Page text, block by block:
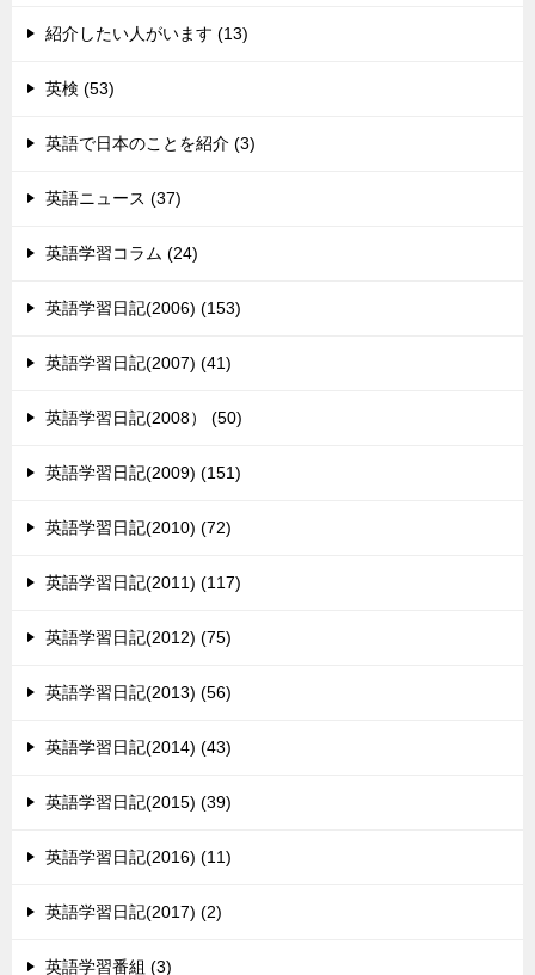
紹介したい人がいます (13)
英検 (53)
英語で日本のことを紹介 (3)
英語ニュース (37)
英語学習コラム (24)
英語学習日記(2006) (153)
英語学習日記(2007) (41)
英語学習日記(2008） (50)
英語学習日記(2009) (151)
英語学習日記(2010) (72)
英語学習日記(2011) (117)
英語学習日記(2012) (75)
英語学習日記(2013) (56)
英語学習日記(2014) (43)
英語学習日記(2015) (39)
英語学習日記(2016) (11)
英語学習日記(2017) (2)
英語学習番組 (3)